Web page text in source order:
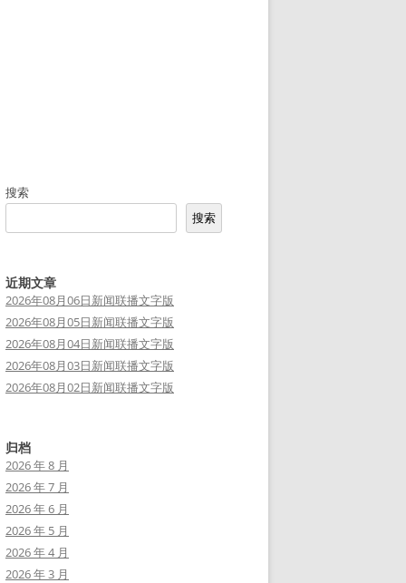
搜索
搜索
近期文章
2026年08月06日新闻联播文字版
2026年08月05日新闻联播文字版
2026年08月04日新闻联播文字版
2026年08月03日新闻联播文字版
2026年08月02日新闻联播文字版
归档
2026 年 8 月
2026 年 7 月
2026 年 6 月
2026 年 5 月
2026 年 4 月
2026 年 3 月